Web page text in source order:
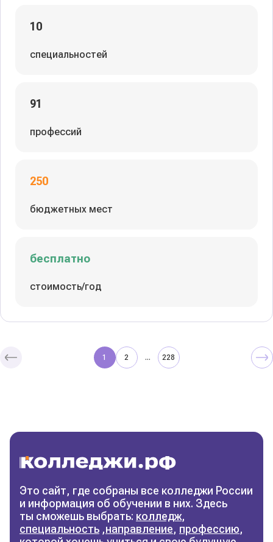
10
специальностей
91
профессий
250
бюджетных мест
бесплатно
стоимость/год
колледж
Фильтры
Сбросить фильтры
1 2 ... 228
Это сайт, где собраны все колледжи России
и информация об обучении в них. Здесь
ты сможешь выбрать: колледж,
специальность ,направление, профессию,